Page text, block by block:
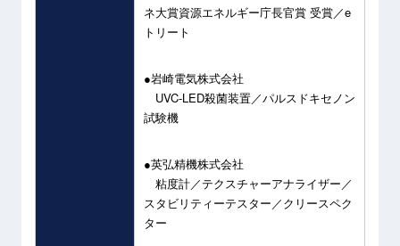
ネ大賞資源エネルギー庁長官賞 受賞／e
トリート
●岩崎電気株式会社
UVC-LED殺菌装置／パルスドキセノン
試験機
●英弘精機株式会社
粘度計／テクスチャーアナライザー／
スタビリティーテスター／クリースペク
ター